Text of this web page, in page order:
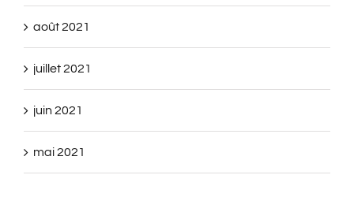
août 2021
juillet 2021
juin 2021
mai 2021